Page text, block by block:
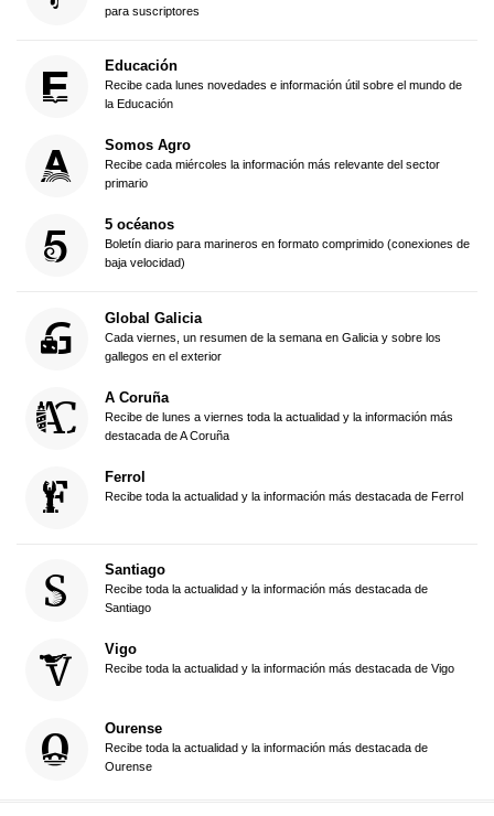
para suscriptores
Educación
Recibe cada lunes novedades e información útil sobre el mundo de
la Educación
Somos Agro
Recibe cada miércoles la información más relevante del sector
primario
5 océanos
Boletín diario para marineros en formato comprimido (conexiones de
baja velocidad)
Global Galicia
Cada viernes, un resumen de la semana en Galicia y sobre los
gallegos en el exterior
A Coruña
Recibe de lunes a viernes toda la actualidad y la información más
destacada de A Coruña
Ferrol
Recibe toda la actualidad y la información más destacada de Ferrol
Santiago
Recibe toda la actualidad y la información más destacada de
Santiago
Vigo
Recibe toda la actualidad y la información más destacada de Vigo
Ourense
Recibe toda la actualidad y la información más destacada de
Ourense